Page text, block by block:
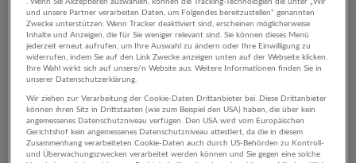
1 Transport, Verkehr Land-
. Wenn Sie Akzeptieren auswählen, können die Tracking-Technologien die unter „Wir
und unsere Partner verarbeiten Daten, um Folgendes bereitzustellen“ genannten
Zwecke unterstützen. Wenn Tracker deaktiviert sind, erscheinen möglicherweise
Inhalte und Anzeigen, die für Sie weniger relevant sind. Sie können dieses Menü
jederzeit erneut aufrufen, um Ihre Auswahl zu ändern oder Ihre Einwilligung zu
widerrufen, indem Sie auf den Link Zwecke anzeigen unten auf der Webseite klicken.
Ihre Wahl wirkt sich auf unsere/n Website aus. Weitere Informationen finden Sie in
unserer Datenschutzerklärung.
Wir ziehen zur Verarbeitung der Cookie-Daten Drittanbieter bei. Diese Drittanbieter
können ihren Sitz in Drittstaaten (wie zum Beispiel den USA) haben, die über kein
angemessenes Datenschutzniveau verfügen. Den USA wird vom Europäischen
Gerichtshof kein angemessenes Datenschutzniveau attestiert, da die in diesem
Zusammenhang verarbeiteten Cookie-Daten auch durch US-Behörden zu Kontroll-
und Überwachungszwecken verarbeitet werden können und Sie gegen eine solche